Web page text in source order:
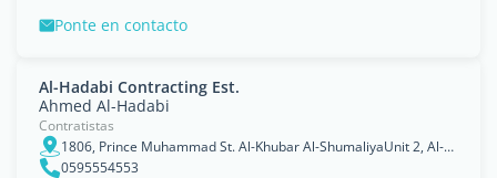
Ponte en contacto
Al-Hadabi Contracting Est.
Ahmed Al-Hadabi
Contratistas
1806, Prince Muhammad St. Al-Khubar Al-ShumaliyaUnit 2, Al-Khubar 34425-3499, Khobar, Eastern Province
0595554553